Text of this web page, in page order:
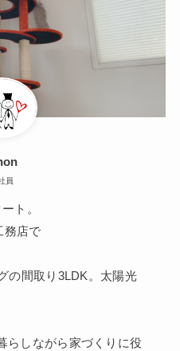
員
ト。
務店で
の間取り3LDK。太陽光
らしながら家づくりに役